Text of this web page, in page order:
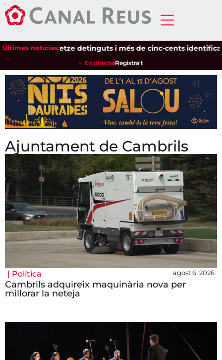
Últimes notícies:
Setze detinguts i més de cinc-cents identificats en un
En directeRegistra't
Ajuntament de Cambrils
| Política agost 6, 2026
Cambrils adquireix maquinària nova per
millorar la neteja